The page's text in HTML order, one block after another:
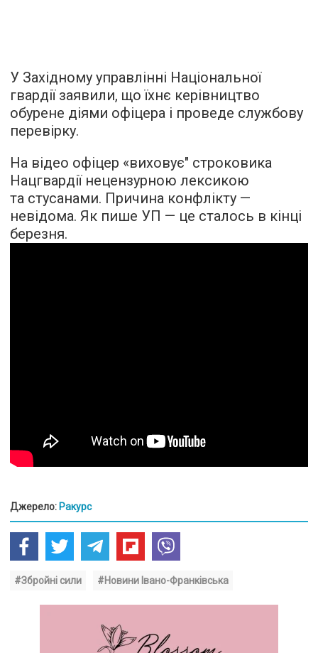
У Західному управлінні Національної
гвардії заявили, що їхнє керівництво
обурене діями офіцера і проведе службову
перевірку.
На відео офіцер «виховує" строковика
Нацгвардії нецензурною лексикою
та стусанами. Причина конфлікту —
невідома. Як пише УП — це сталось в кінці
березня.
Джерело: Ракурс
#Збройні сили #Новини Івано-Франківська